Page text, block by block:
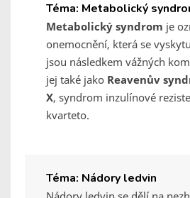
Téma: Metabolický
Metabolický syndrom je
onemocnění, která se
jsou následkem vážných
jej také jako Reavenův
X, syndrom inzulínové
kvarteto.
Téma: Nádory ledvin